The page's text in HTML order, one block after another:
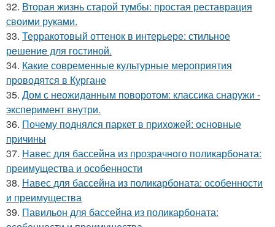
32. Вторая жизнь старой тумбы: простая реставрация
своими руками.
33. Терракотовый оттенок в интерьере: стильное
решение для гостиной.
34. Какие современные культурные мероприятия
проводятся в Кургане
35. Дом с неожиданным поворотом: классика снаружи -
эксперимент внутри.
36. Почему поднялся паркет в прихожей: основные
причины
37. Навес для бассейна из прозрачного поликарбоната:
преимущества и особенности
38. Навес для бассейна из поликарбоната: особенности
и преимущества
39. Павильон для бассейна из поликарбоната: